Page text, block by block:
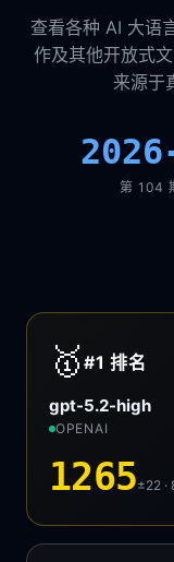
查看各种 AI 大语
作及其他开放式
来源于
第 104
🥇 #1排名
gpt-5.2-high
OPENAI
1265±22